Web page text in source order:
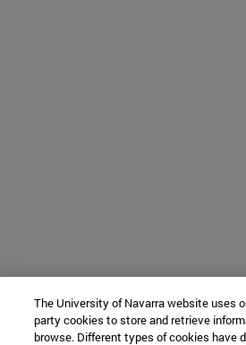
The University of Navarra website uses
party cookies to store and retrieve
browse. Different types of cookies have